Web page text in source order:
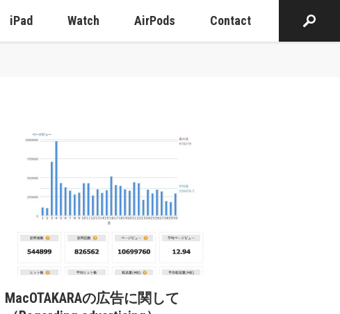
iPad Watch AirPods Contact
MacOTAKARAの広告に関して